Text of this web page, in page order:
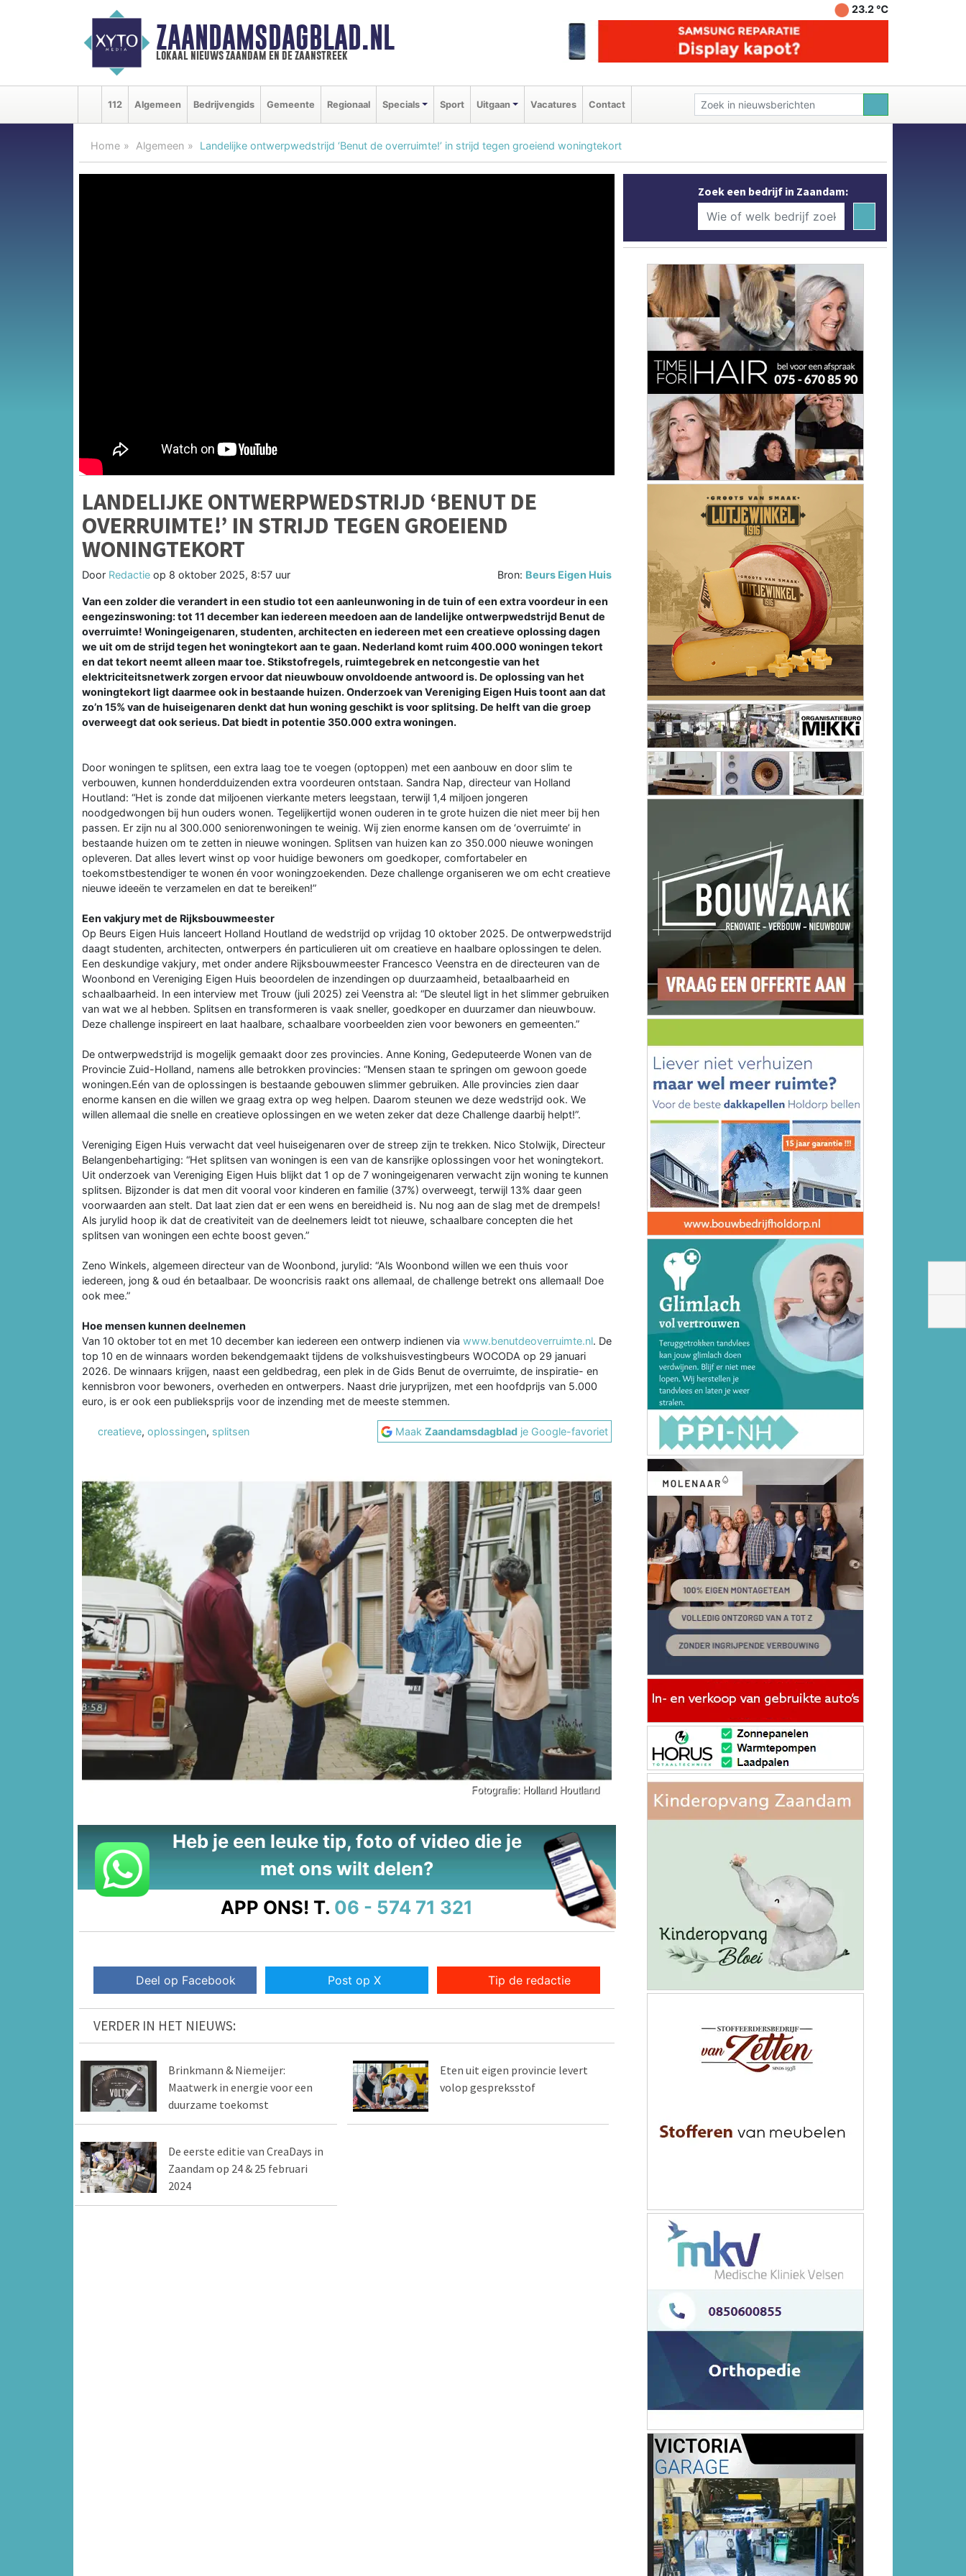
ZAANDAMSDAGBLAD.NL
lokaal nieuws zaandam en de zaanstreek
23.2 ℃
112 Algemeen Bedrijvengids Gemeente Regionaal Specials Sport Uitgaan Vacatures Contact
Home Algemeen Landelijke ontwerpwedstrijd ‘Benut de overruimte!’ in strijd tegen groeiend woningtekort
LANDELIJKE ONTWERPWEDSTRIJD ‘BENUT DE
OVERRUIMTE!’ IN STRIJD TEGEN GROEIEND
WONINGTEKORT
Door Redactie op 8 oktober 2025, 8:57 uur Bron: Beurs Eigen Huis
Van een zolder die verandert in een studio tot een aanleunwoning in de tuin of een extra voordeur in een
eengezinswoning: tot 11 december kan iedereen meedoen aan de landelijke ontwerpwedstrijd Benut de
overruimte! Woningeigenaren, studenten, architecten en iedereen met een creatieve oplossing dagen
we uit om de strijd tegen het woningtekort aan te gaan. Nederland komt ruim 400.000 woningen tekort
en dat tekort neemt alleen maar toe. Stikstofregels, ruimtegebrek en netcongestie van het
elektriciteitsnetwerk zorgen ervoor dat nieuwbouw onvoldoende antwoord is. De oplossing van het
woningtekort ligt daarmee ook in bestaande huizen. Onderzoek van Vereniging Eigen Huis toont aan dat
zo’n 15% van de huiseigenaren denkt dat hun woning geschikt is voor splitsing. De helft van die groep
overweegt dat ook serieus. Dat biedt in potentie 350.000 extra woningen.
Door woningen te splitsen, een extra laag toe te voegen (optoppen) met een aanbouw en door slim te
verbouwen, kunnen honderdduizenden extra voordeuren ontstaan. Sandra Nap, directeur van Holland
Houtland: “Het is zonde dat miljoenen vierkante meters leegstaan, terwijl 1,4 miljoen jongeren
noodgedwongen bij hun ouders wonen. Tegelijkertijd wonen ouderen in te grote huizen die niet meer bij hen
passen. Er zijn nu al 300.000 seniorenwoningen te weinig. Wij zien enorme kansen om de ‘overruimte’ in
bestaande huizen om te zetten in nieuwe woningen. Splitsen van huizen kan zo 350.000 nieuwe woningen
opleveren. Dat alles levert winst op voor huidige bewoners om goedkoper, comfortabeler en
toekomstbestendiger te wonen én voor woningzoekenden. Deze challenge organiseren we om echt creatieve
nieuwe ideeën te verzamelen en dat te bereiken!”
Een vakjury met de Rijksbouwmeester
Op Beurs Eigen Huis lanceert Holland Houtland de wedstrijd op vrijdag 10 oktober 2025. De ontwerpwedstrijd
daagt studenten, architecten, ontwerpers én particulieren uit om creatieve en haalbare oplossingen te delen.
Een deskundige vakjury, met onder andere Rijksbouwmeester Francesco Veenstra en de directeuren van de
Woonbond en Vereniging Eigen Huis beoordelen de inzendingen op duurzaamheid, betaalbaarheid en
schaalbaarheid. In een interview met Trouw (juli 2025) zei Veenstra al: “De sleutel ligt in het slimmer gebruiken
van wat we al hebben. Splitsen en transformeren is vaak sneller, goedkoper en duurzamer dan nieuwbouw.
Deze challenge inspireert en laat haalbare, schaalbare voorbeelden zien voor bewoners en gemeenten.”
De ontwerpwedstrijd is mogelijk gemaakt door zes provincies. Anne Koning, Gedeputeerde Wonen van de
Provincie Zuid-Holland, namens alle betrokken provincies: “Mensen staan te springen om gewoon goede
woningen.Eén van de oplossingen is bestaande gebouwen slimmer gebruiken. Alle provincies zien daar
enorme kansen en die willen we graag extra op weg helpen. Daarom steunen we deze wedstrijd ook. We
willen allemaal die snelle en creatieve oplossingen en we weten zeker dat deze Challenge daarbij helpt!”.
Vereniging Eigen Huis verwacht dat veel huiseigenaren over de streep zijn te trekken. Nico Stolwijk, Directeur
Belangenbehartiging: “Het splitsen van woningen is een van de kansrijke oplossingen voor het woningtekort.
Uit onderzoek van Vereniging Eigen Huis blijkt dat 1 op de 7 woningeigenaren verwacht zijn woning te kunnen
splitsen. Bijzonder is dat men dit vooral voor kinderen en familie (37%) overweegt, terwijl 13% daar geen
voorwaarden aan stelt. Dat laat zien dat er een wens en bereidheid is. Nu nog aan de slag met de drempels!
Als jurylid hoop ik dat de creativiteit van de deelnemers leidt tot nieuwe, schaalbare concepten die het
splitsen van woningen een echte boost geven.”
Zeno Winkels, algemeen directeur van de Woonbond, jurylid: “Als Woonbond willen we een thuis voor
iedereen, jong & oud én betaalbaar. De wooncrisis raakt ons allemaal, de challenge betrekt ons allemaal! Doe
ook mee.”
Hoe mensen kunnen deelnemen
Van 10 oktober tot en met 10 december kan iedereen een ontwerp indienen via www.benutdeoverruimte.nl. De
top 10 en de winnaars worden bekendgemaakt tijdens de volkshuisvestingbeurs WOCODA op 29 januari
2026. De winnaars krijgen, naast een geldbedrag, een plek in de Gids Benut de overruimte, de inspiratie- en
kennisbron voor bewoners, overheden en ontwerpers. Naast drie juryprijzen, met een hoofdprijs van 5.000
euro, is er ook een publieksprijs voor de inzending met de meeste stemmen.
creatieve, oplossingen, splitsen MaakZaandamsdagblad je Google-favoriet
Heb je een leuke tip, foto of video die je
met ons wilt delen?
APP ONS! T. 06 - 574 71 321
Deel op Facebook Post op X Tip de redactie
VERDER IN HET NIEUWS:
Brinkmann & Niemeijer:
Maatwerk in energie voor een
duurzame toekomst
Eten uit eigen provincie levert
volop gespreksstof
De eerste editie van CreaDays in
Zaandam op 24 & 25 februari
2024
Zoek een bedrijf in Zaandam: